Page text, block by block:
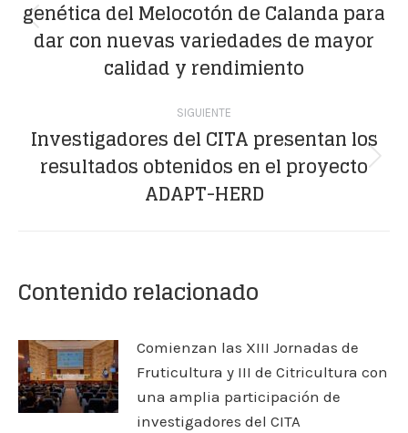
publicaciones
anterior:
genética del Melocotón de Calanda para
dar con nuevas variedades de mayor
calidad y rendimiento
SIGUIENTE
Publicación
siguiente:
Investigadores del CITA presentan los
resultados obtenidos en el proyecto
ADAPT-HERD
Contenido relacionado
Comienzan las XIII Jornadas de
Fruticultura y III de Citricultura con
una amplia participación de
investigadores del CITA